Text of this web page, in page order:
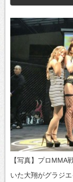
【写真】プロMMA
いた大翔がグラジ